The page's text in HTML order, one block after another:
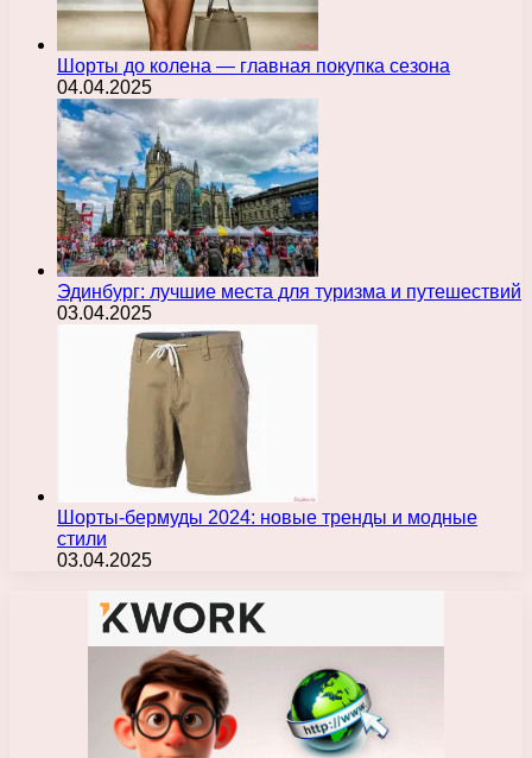
Шорты до колена — главная покупка сезона
04.04.2025
Эдинбург: лучшие места для туризма и путешествий
03.04.2025
Шорты-бермуды 2024: новые тренды и модные
стили
03.04.2025